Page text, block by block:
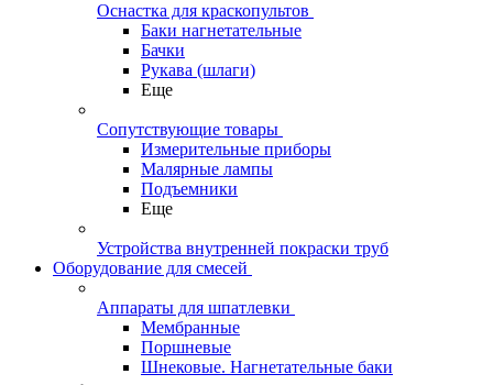
Оснастка для краскопультов
Баки нагнетательные
Бачки
Рукава (шлаги)
Еще
Сопутствующие товары
Измерительные приборы
Малярные лампы
Подъемники
Еще
Устройства внутренней покраски труб
Оборудование для смесей
Аппараты для шпатлевки
Мембранные
Поршневые
Шнековые. Нагнетательные баки